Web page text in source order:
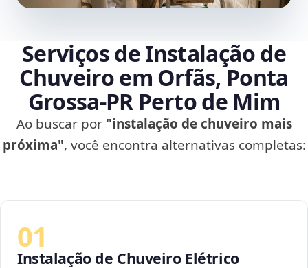
Serviços de Instalação de
Chuveiro em Orfãs, Ponta
Grossa‑PR Perto de Mim
Ao buscar por "instalação de chuveiro mais
próxima", você encontra alternativas completas:
01
Instalação de Chuveiro Elétrico